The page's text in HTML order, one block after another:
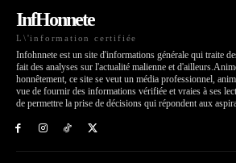
InfHonnete
L\'information certifiée
Infohnnete est un site d'informations générale qui traite
fait des analyses sur l'actualité malienne et
honnêtement, ce site se veut un média professionnel,
vue de fournir des informations vérifiée et vraies à ses
de permettre la prise de décisions qui répondent aux